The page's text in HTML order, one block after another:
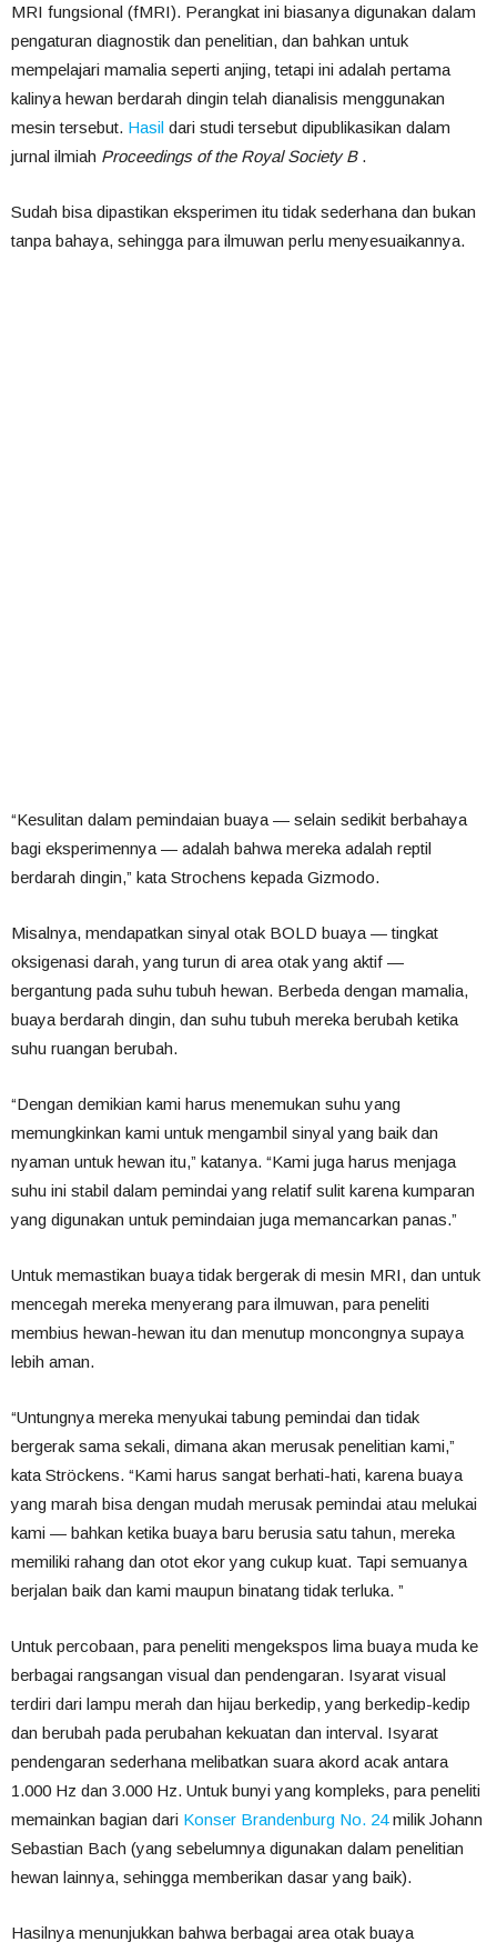
MRI fungsional (fMRI). Perangkat ini biasanya digunakan dalam
pengaturan diagnostik dan penelitian, dan bahkan untuk
mempelajari mamalia seperti anjing, tetapi ini adalah pertama
kalinya hewan berdarah dingin telah dianalisis menggunakan
mesin tersebut. Hasil dari studi tersebut dipublikasikan dalam
jurnal ilmiah Proceedings of the Royal Society B.
Sudah bisa dipastikan eksperimen itu tidak sederhana dan bukan
tanpa bahaya, sehingga para ilmuwan perlu menyesuaikannya.
“Kesulitan dalam pemindaian buaya — selain sedikit berbahaya
bagi eksperimennya — adalah bahwa mereka adalah reptil
berdarah dingin,” kata Strochens kepada Gizmodo.
Misalnya, mendapatkan sinyal otak BOLD buaya — tingkat
oksigenasi darah, yang turun di area otak yang aktif —
bergantung pada suhu tubuh hewan. Berbeda dengan mamalia,
buaya berdarah dingin, dan suhu tubuh mereka berubah ketika
suhu ruangan berubah.
“Dengan demikian kami harus menemukan suhu yang
memungkinkan kami untuk mengambil sinyal yang baik dan
nyaman untuk hewan itu,” katanya. “Kami juga harus menjaga
suhu ini stabil dalam pemindai yang relatif sulit karena kumparan
yang digunakan untuk pemindaian juga memancarkan panas.”
Untuk memastikan buaya tidak bergerak di mesin MRI, dan untuk
mencegah mereka menyerang para ilmuwan, para peneliti
membius hewan-hewan itu dan menutup moncongnya supaya
lebih aman.
“Untungnya mereka menyukai tabung pemindai dan tidak
bergerak sama sekali, dimana akan merusak penelitian kami,”
kata Ströckens. “Kami harus sangat berhati-hati, karena buaya
yang marah bisa dengan mudah merusak pemindai atau melukai
kami — bahkan ketika buaya baru berusia satu tahun, mereka
memiliki rahang dan otot ekor yang cukup kuat. Tapi semuanya
berjalan baik dan kami maupun binatang tidak terluka. ”
Untuk percobaan, para peneliti mengekspos lima buaya muda ke
berbagai rangsangan visual dan pendengaran. Isyarat visual
terdiri dari lampu merah dan hijau berkedip, yang berkedip-kedip
dan berubah pada perubahan kekuatan dan interval. Isyarat
pendengaran sederhana melibatkan suara akord acak antara
1.000 Hz dan 3.000 Hz. Untuk bunyi yang kompleks, para peneliti
memainkan bagian dari Konser Brandenburg No. 24milik Johann
Sebastian Bach (yang sebelumnya digunakan dalam penelitian
hewan lainnya, sehingga memberikan dasar yang baik).
Hasilnya menunjukkan bahwa berbagai area otak buaya